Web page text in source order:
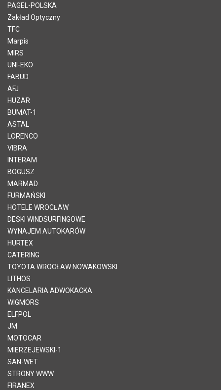
PAGEL-POLSKA
Zakład Optyczny
TFC
Marpis
MIRS
UNI-EKO
FABUD
AFJ
HUZAR
BUMAT-1
ASTAL
LORENCO
VIBRA
INTERAM
BOGUSZ
MARMAD
FURMAŃSKI
HOTELE WROCŁAW
DESKI WINDSURFINGOWE
WYNAJEM AUTOKARÓW
HURTEX
CATERING
TOYOTA WROCŁAW NOWAKOWSKI
LITHOS
KANCELARIA ADWOKACKA
WIGMORS
ELFPOL
JM
MOTOCAR
MIERZEJEWSKI-1
SAN-WET
STRONY WWW
FIRANEX